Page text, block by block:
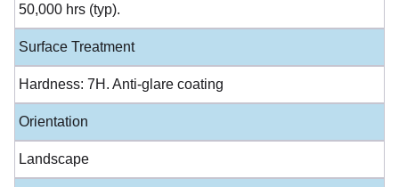
50,000 hrs (typ).
Surface Treatment
Hardness: 7H. Anti-glare coating
Orientation
Landscape